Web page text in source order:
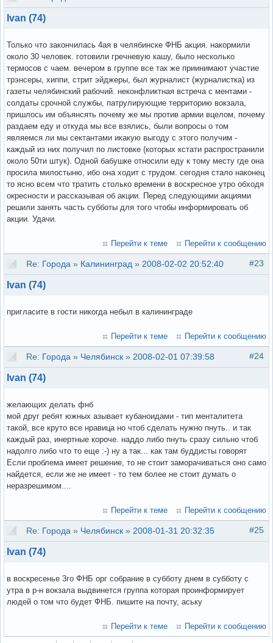
Ivan (74)
Только что закончилась 4ая в челябинске ФНБ акция. накормили
около 30 человек. готовили гречневую кашу, было несколько
термосов с чаем. вечером в группе все так же приинимают участие
трэнсеры, хиппи, стрит эйджеры, был журналист (журналистка) из
газеты челябинский рабочий. неконфликтная встреча с ментами -
солдаты срочной службы, патрулирующие территорию вокзала,
пришлось им объянсять почему же мы против армии вцелом, почему
раздаем еду и откуда мы все взялись, были вопросы о том
являемся ли мы сектантами икакую выгоду с этого получим -
каждый из них получил по листовке (которых кстати распространили
около 50ти штук). Одной бабушке относили еду к тому месту где она
просила милостыню, ибо она ходит с трудом. сегодня стало наконец
то ясно всем что тратить столько времени в воскресное утро обходя
окресности и рассказывая об акции. Перед следующими акциями
решили занять часть субботы для того чтобы информировать об
акции. Удачи.
Перейти к теме Перейти к сообщению
#23
Re: Города » Калининград » 2008-02-02 20:52:40
Ivan (74)
пригласите в гости никогда небыл в калининграде
Перейти к теме Перейти к сообщению
#24
Re: Города » Челябинск » 2008-02-01 07:39:58
Ivan (74)
желающих делать фнб
мой друг ребят южных азывает кубаноидами - тип менталитета
такой, все круто все нравица но чтоб сделать нужно пнуть.. и так
каждый раз, инертные короче. наддо либо пнуть сразу сильно чтоб
надолго либо что то еще :-) ну а так... как там буддисты говорят
Если проблема имеет решение, то не стоит заморачиваться оно само
найдется, если же не имеет - то тем более не стоит думать о
неразрешимом....
Перейти к теме Перейти к сообщению
#25
Re: Города » Челябинск » 2008-01-31 20:32:35
Ivan (74)
в воскресенье 3го ФНБ орг собрание в субботу днем в субботу с
утра в р-н вокзала выдвинется группа которая проинформирует
людей о том что будет ФНБ. пишите на почту, аську
Перейти к теме Перейти к сообщению